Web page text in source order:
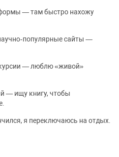
— там быстро нахожу
сайты —
— люблю «живой»
— ищу книгу, чтобы
я переключаюсь на отдых.